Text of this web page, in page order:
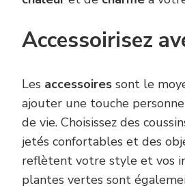
Accessoirisez
Les accessoires sont le
ajouter une touche
de vie. Choisissez des
jetés confortables et des
reflètent votre style et vos
plantes vertes sont